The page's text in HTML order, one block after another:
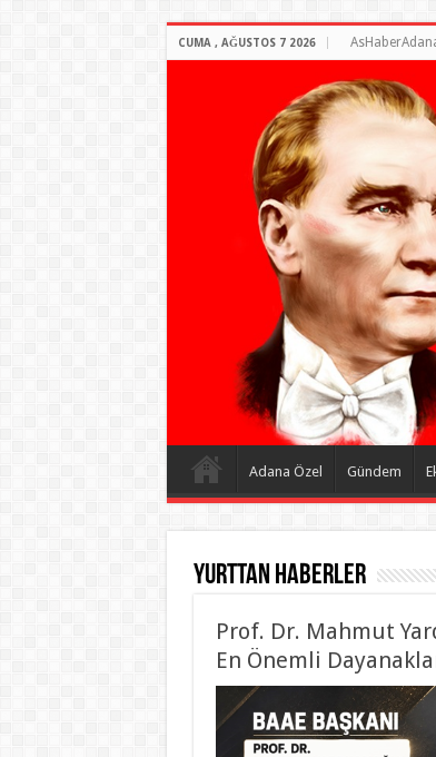
CUMA , AĞUSTOS 7 2026
Adana Özel Gündem
Yurttan haberler
Prof. Dr. Mahmut
En Önemli